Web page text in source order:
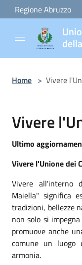
Salta al contenuto
Regione Abruzzo
Home > Vivere
Vivere
Ultimo
Vivere l'Unione dei
Vivere all'interno
Maiella" significa
tradizioni, bellezze
non solo si
promuove anche
comune un luogo
armonia.